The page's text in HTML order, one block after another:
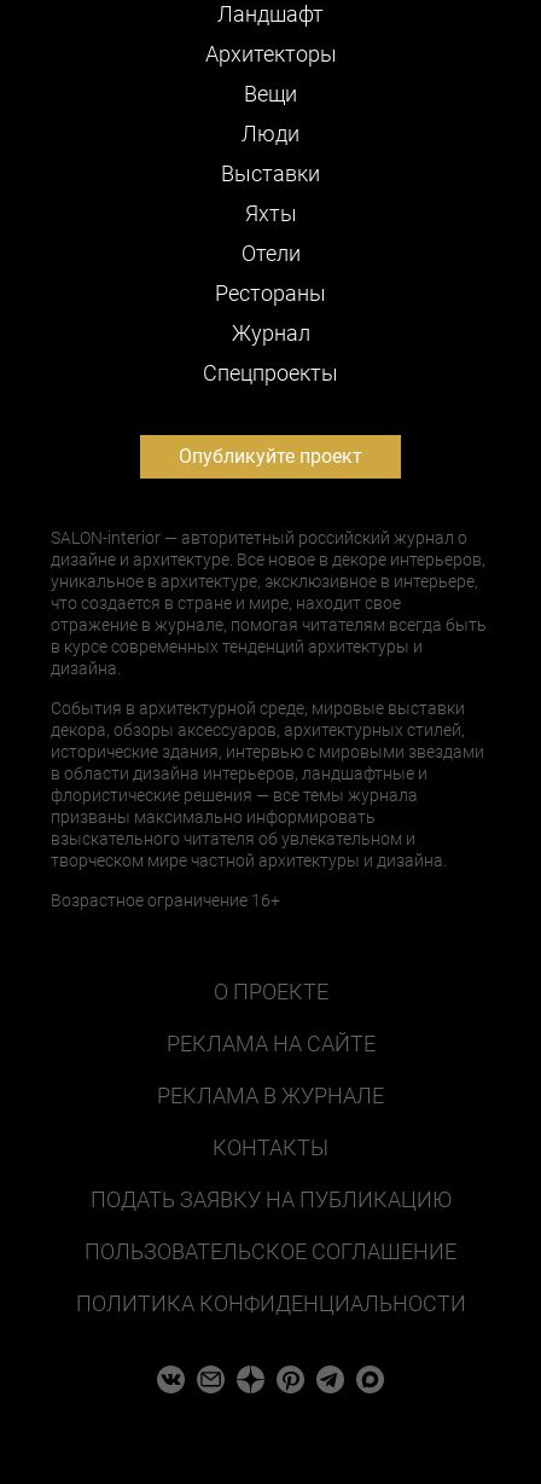
Ландшафт
Архитекторы
Вещи
Люди
Выставки
Яхты
Отели
Рестораны
Журнал
Cпецпроекты
Опубликуйте проект
SALON-interior — авторитетный российский журнал о
дизайне и архитектуре. Все новое в декоре интерьеров,
уникальное в архитектуре, эксклюзивное в интерьере,
что создается в стране и мире, находит свое
отражение в журнале, помогая читателям всегда быть
в курсе современных тенденций архитектуры и
дизайна.
События в архитектурной среде, мировые выставки
декора, обзоры аксессуаров, архитектурных стилей,
исторические здания, интервью с мировыми звездами
в области дизайна интерьеров, ландшафтные и
флористические решения — все темы журнала
призваны максимально информировать
взыскательного читателя об увлекательном и
творческом мире частной архитектуры и дизайна.
Возрастное ограничение 16+
О ПРОЕКТЕ
РЕКЛАМА НА САЙТЕ
РЕКЛАМА В ЖУРНАЛЕ
КОНТАКТЫ
ПОДАТЬ ЗАЯВКУ НА ПУБЛИКАЦИЮ
ПОЛЬЗОВАТЕЛЬСКОЕ СОГЛАШЕНИЕ
ПОЛИТИКА КОНФИДЕНЦИАЛЬНОСТИ